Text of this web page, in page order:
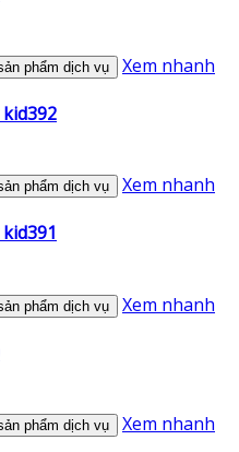
phẩm dịch vụ Xem nhanh
phẩm dịch vụ Xem nhanh
phẩm dịch vụ Xem nhanh
phẩm dịch vụ Xem nhanh